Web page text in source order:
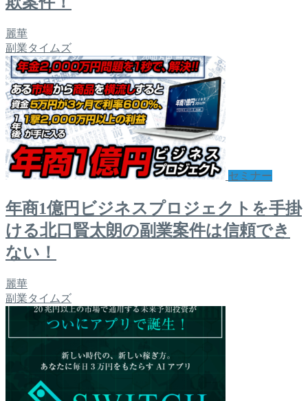
麗華
副業タイムズ
セミナー
年商1億円ビジネスプロジェクトを手掛
ける北口賢太朗の副業案件は信頼でき
ない！
麗華
副業タイムズ